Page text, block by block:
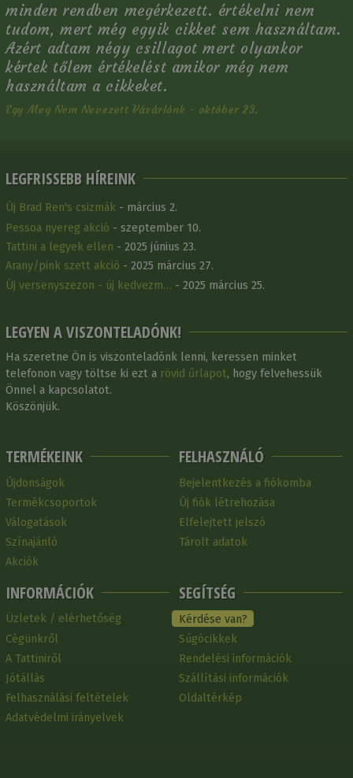
minden rendben megérkezett. értékelni nem
tudom, mert még egyik cikket sem használtam.
Azért adtam négy csillagot mert olyankor
kértek tőlem értékelést amikor még nem
használtam a cikkeket.
Egy Meg Nem Nevezett Vásárlónk - október 23.
LEGFRISSEBB HÍREINK
Új Brad Ren's csizmák - március 2.
Pessoa nyereg akció - szeptember 10.
Tattini a legyek ellen - 2025 június 23.
Arany/pink szett akció - 2025 március 27.
Új versenyszezon - új kedvezm… - 2025 március 25.
LEGYEN A VISZONTELADÓNK!
Ha szeretne Ön is viszonteladónk lenni, keressen minket
telefonon vagy töltse ki ezt a rövid űrlapot, hogy felvehessük
Önnel a kapcsolatot.
Köszönjük.
TERMÉKEINK
Újdonságok
Termékcsoportok
Válogatások
Színajánló
Akciók
INFORMÁCIÓK
Üzletek / elérhetőség
Cégünkről
A Tattiniről
Jótállás
Felhasználási feltételek
Adatvédelmi irányelvek
FELHASZNÁLÓ
Bejelentkezés a fiókomba
Új fiók létrehozása
Elfelejtett jelszó
Tárolt adatok
SEGÍTSÉG
Kérdése van?
Súgócikkek
Rendelési információk
Szállítási információk
Oldaltérkép